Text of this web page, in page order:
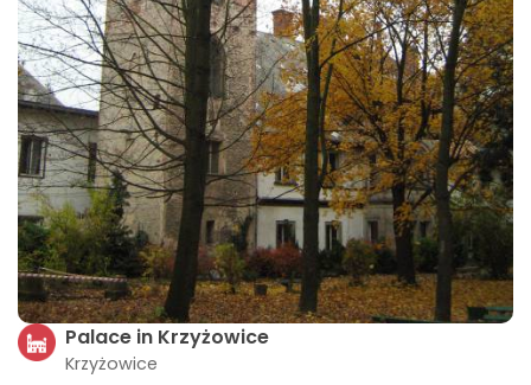
Palace in Krzyżowice
Krzyżowice